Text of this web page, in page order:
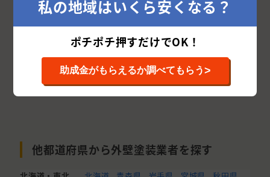
他都道府県から外壁塗装業者を探す
私の地域はいくら安くなる？
ポチポチ押すだけでOK！
助成金がもらえるか調べてもらう>